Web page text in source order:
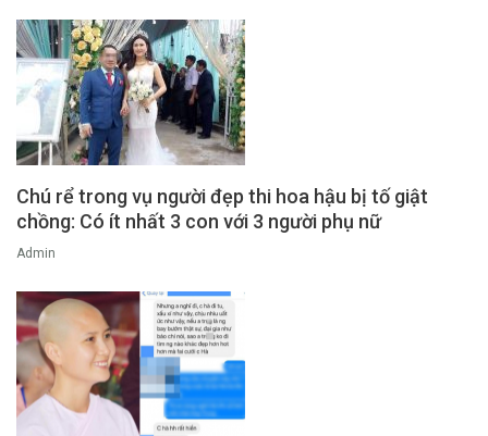
Chú rể trong vụ người đẹp thi hoa hậu bị tố giật
chồng: Có ít nhất 3 con với 3 người phụ nữ
Admin